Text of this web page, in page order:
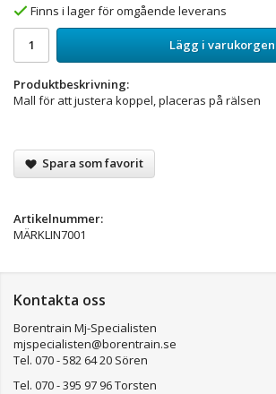
Finns i lager för omgående leverans
Lägg i varukorgen
Produktbeskrivning:
Mall för att justera koppel, placeras på rälsen
Spara som favorit
Artikelnummer:
MÄRKLIN7001
Kontakta oss
Borentrain Mj-Specialisten
mjspecialisten@borentrain.se
Tel. 070 - 582 64 20 Sören
Tel. 070 - 395 97 96 Torsten